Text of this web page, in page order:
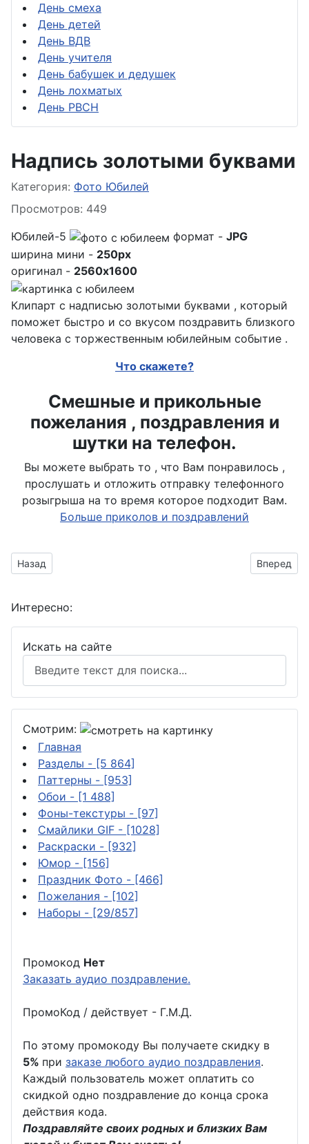
День смеха
День детей
День ВДВ
День учителя
День бабушек и дедушек
День лохматых
День РВСН
Надпись золотыми буквами
Информация о материале
Категория: Фото Юбилей
Просмотров: 449
Юбилей-5
формат - JPG
ширина мини - 250px
оригинал - 2560x1600
Клипарт с надписью золотыми буквами , который
поможет быстро и со вкусом поздравить близкого
человека с торжественным юбилейным событие .
Что скажете?
Смешные и прикольные
пожелания , поздравления и
шутки на телефон.
Вы можете выбрать то , что Вам понравилось ,
прослушать и отложить отправку телефонного
розыгрыша на то время которое подходит Вам.
Больше приколов и поздравлений
Предыдущий материал: Приятное любимой девушке
Назад Вперед
Интересно:
Искать на сайте
Смотрим:
Главная
Разделы - [5 864]
Паттерны - [953]
Обои - [1 488]
Фоны-текстуры - [97]
Смайлики GIF - [1028]
Раскраски - [932]
Юмор - [156]
Праздник Фото - [466]
Пожелания - [102]
Наборы - [29/857]
Промокод Нет
Заказать аудио поздравление.
ПромоКод / действует - Г.М.Д.
По этому промокоду Вы получаете скидку в
5% при заказе любого аудио поздравления.
Каждый пользователь может оплатить со
скидкой одно поздравление до конца срока
действия кода.
Поздравляйте своих родных и близких Вам